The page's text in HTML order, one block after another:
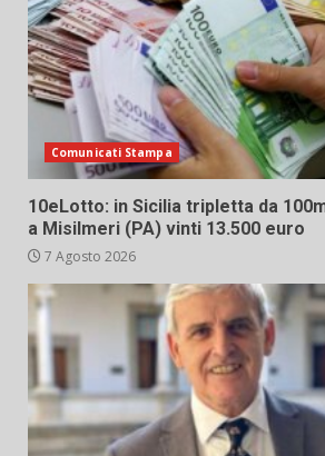
Comunicati Stampa
10eLotto: in Sicilia tripletta da
a Misilmeri (PA) vinti 13.500 euro
7 Agosto 2026